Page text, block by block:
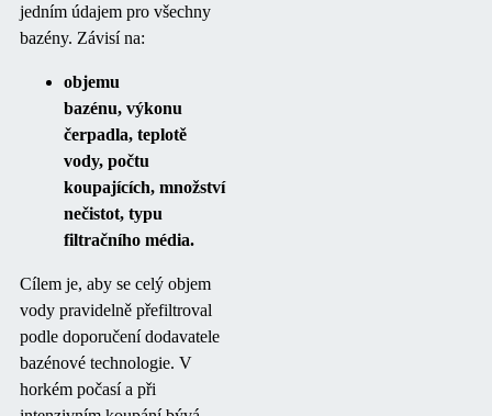
jedním údajem pro všechny
bazény. Závisí na:
objemu
bazénu, výkonu
čerpadla, teplotě
vody, počtu
koupajících, množství
nečistot, typu
filtračního média.
Cílem je, aby se celý objem
vody pravidelně přefiltroval
podle doporučení dodavatele
bazénové technologie. V
horkém počasí a při